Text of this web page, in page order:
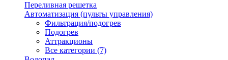
Переливная решетка
Автоматизация (пульты управления)
Фильтрация/подогрев
Подогрев
Аттракционы
Все категории (7)